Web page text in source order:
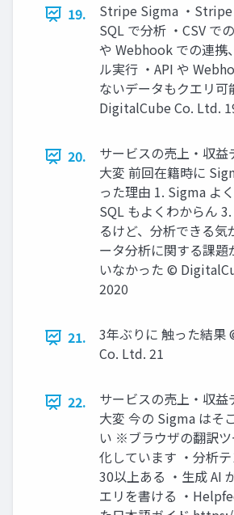
19.
Stripe Sigma ・Stripe
SQL で分析 ・CSV で
や Webhook での連携
ル実行 ・API や
ないデータもクエリ可
DigitalCube Co. Ltd.
20.
サービスの売上‧収益
⼤変 前回在籍時に
った理由 1. Sigma よ
SQL もよくわからん
るけど、分析できる気
ータ分析に関する課題
いなかった ©
2020
21.
3年ぶりに 触った結
Co. Ltd. 21
22.
サービスの売上‧収益
⼤変 今の Sigma はそ
い ※ブラウザの翻訳
化しています ・分析
30以上ある ・生成 AI
エリを書ける ・